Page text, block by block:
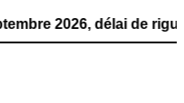
délai de